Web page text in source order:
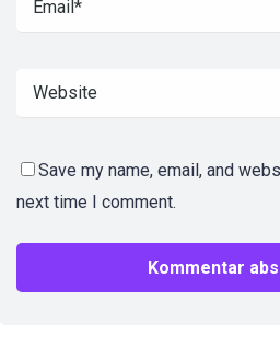
Save my name, email, and
next time I comment.